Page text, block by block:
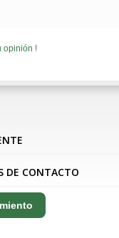
opinión !
DE CONTACTO